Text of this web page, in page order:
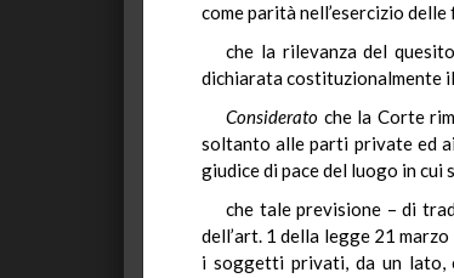
come parità nell’esercizio
che la rilevanza del
dichiarata costituzionalmente
Considerato che la Corte
soltanto alle parti private ed
giudice di pace del luogo in
che tale previsione – di
dell’art. 1 della legge 21
i soggetti privati, da un lato,